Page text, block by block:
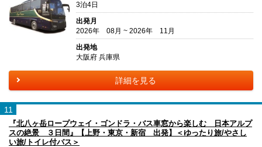
3泊4日
出発月
2026年 08月 ~ 2026年 11月
出発地
大阪府 兵庫県
詳細を見る
11
『北八ヶ岳ロープウェイ・ゴンドラ・バス車窓から楽しむ 日本アルプ
スの絶景 ３日間』【上野・東京・新宿 出発】＜ゆったり旅/やさし
い旅/トイレ付バス＞